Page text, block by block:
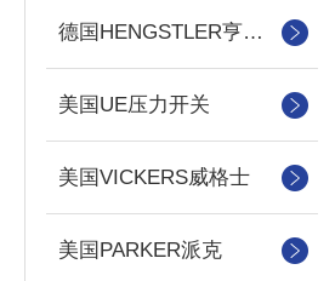
德国HENGSTLER亨士乐
美国UE压力开关
美国VICKERS威格士
美国PARKER派克